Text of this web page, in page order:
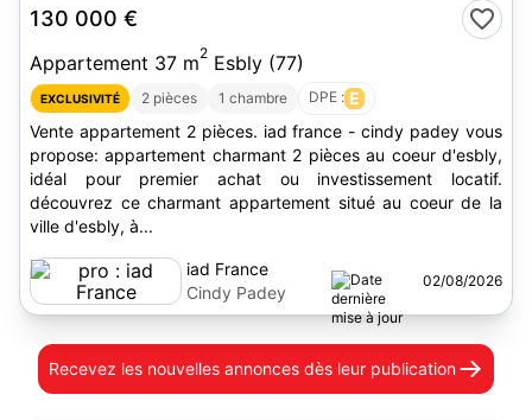
130 000 €
Appartement 37 m2 Esbly (77)
EXCLUSIVITÉ 2 pièces 1 chambre DPE : E
Vente appartement 2 pièces. iad france - cindy padey vous
propose: appartement charmant 2 pièces au coeur d'esbly,
idéal pour premier achat ou investissement locatif.
découvrez ce charmant appartement situé au coeur de la
ville d'esbly, à...
iad France
Cindy Padey
02/08/2026
Recevez les nouvelles annonces dès leur publication